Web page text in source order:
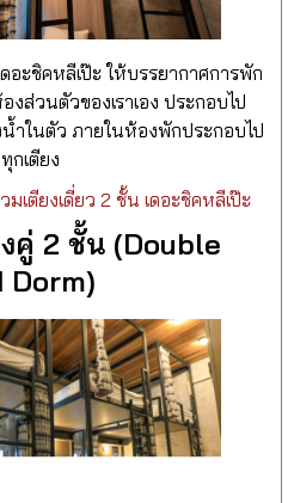
อะชิคหลีเป๊ะ ให้บรรยากาศการพัก
ส่วนตัวของเราเอง ประกอบไป
ำในตัว ภายในห้องพักประกอบไป
กเตียง
เตียงเดี่ยว 2 ชั้น เดอะชิคหลีเป๊ะ
คู่ 2 ชั้น (Double
Dorm)